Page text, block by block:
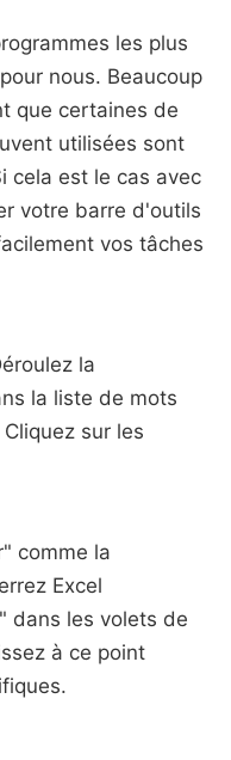
les plus
nous. Beaucoup
que certaines de
utilisées sont
cela est le cas avec
votre barre d'outils
vos tâches
la
la liste de mots
sur les
comme la
Excel
dans les volets de
à ce point